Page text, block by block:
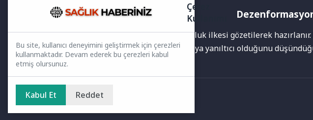
Yayınlanan haberler doğruluk ilkesi gözetilerek
bilgiler bulunabilir.Yanlış veya yanıltıcı olduğunu
Ana Sayfa
Çerez
Kullanımı
Bu site, kullanıcı deneyimini geliştirmek için çerezleri
kullanmaktadır. Devam ederek bu çerezleri kabul
etmiş olursunuz.
Kabul Et Reddet